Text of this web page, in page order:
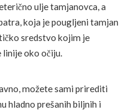
ulje tamjanovca, a
koja je pougljeni tamjan
sredstvo kojim je
oko očiju.
možete sami prirediti
hladno prešanih biljnih i